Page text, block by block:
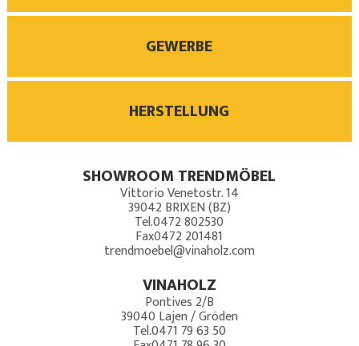
GEWERBE
HERSTELLUNG
SHOWROOM TRENDMÖBEL
Vittorio Venetostr. 14
39042BRIXEN (BZ)
Tel.0472 802530
Fax0472 201481
trendmoebel@vinaholz.com
VINAHOLZ
Pontives 2/B
39040 Lajen / Gröden
Tel.0471 79 63 50